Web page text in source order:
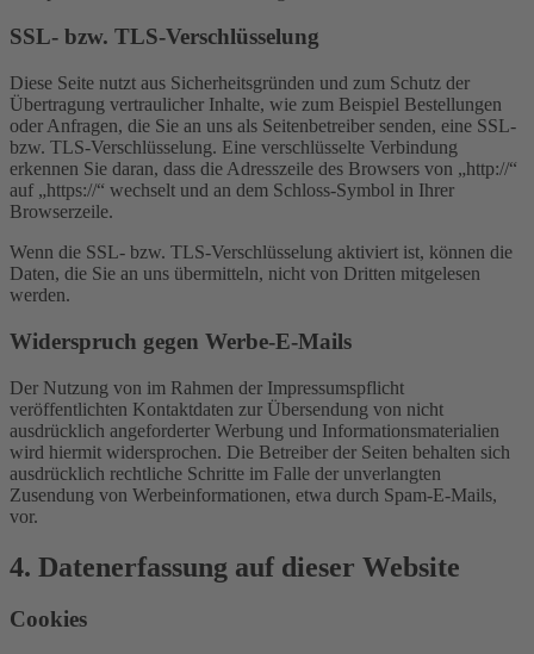
SSL- bzw. TLS-Verschlüsselung
Diese Seite nutzt aus Sicherheitsgründen und zum Schutz der
Übertragung vertraulicher Inhalte, wie zum Beispiel Bestellungen
oder Anfragen, die Sie an uns als Seitenbetreiber senden, eine SSL-
bzw. TLS-Verschlüsselung. Eine verschlüsselte Verbindung
erkennen Sie daran, dass die Adresszeile des Browsers von „http://“
auf „https://“ wechselt und an dem Schloss-Symbol in Ihrer
Browserzeile.
Wenn die SSL- bzw. TLS-Verschlüsselung aktiviert ist, können die
Daten, die Sie an uns übermitteln, nicht von Dritten mitgelesen
werden.
Widerspruch gegen Werbe-E-Mails
Der Nutzung von im Rahmen der Impressumspflicht
veröffentlichten Kontaktdaten zur Übersendung von nicht
ausdrücklich angeforderter Werbung und Informationsmaterialien
wird hiermit widersprochen. Die Betreiber der Seiten behalten sich
ausdrücklich rechtliche Schritte im Falle der unverlangten
Zusendung von Werbeinformationen, etwa durch Spam-E-Mails,
vor.
4. Datenerfassung auf dieser Website
Cookies